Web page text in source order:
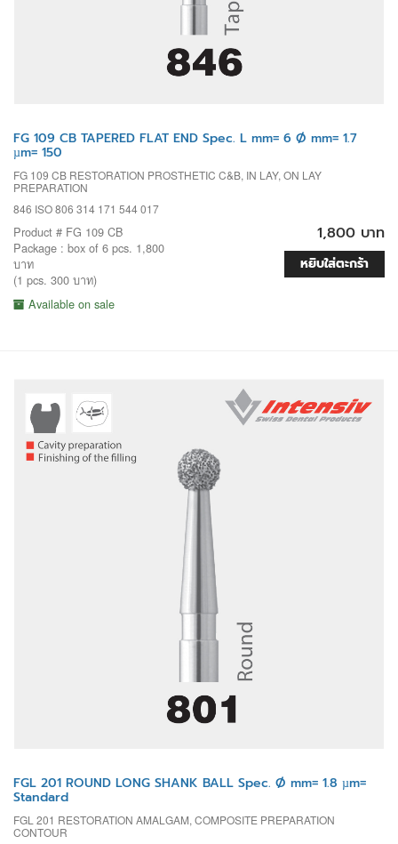
FG 109 CB TAPERED FLAT END Spec. L mm= 6 Ø mm= 1.7
µm= 150
FG 109 CB RESTORATION PROSTHETIC C&B, IN LAY, ON LAY
PREPARATION
846 ISO 806 314 171 544 017
Product # FG 109 CB
Package : box of 6 pcs. 1,800
บาท
(1 pcs. 300 บาท)
Available on sale
1,800 บาท
หยิบใส่ตะกร้า
FGL 201 ROUND LONG SHANK BALL Spec. Ø mm= 1.8 µm=
Standard
FGL 201 RESTORATION AMALGAM, COMPOSITE PREPARATION
CONTOUR